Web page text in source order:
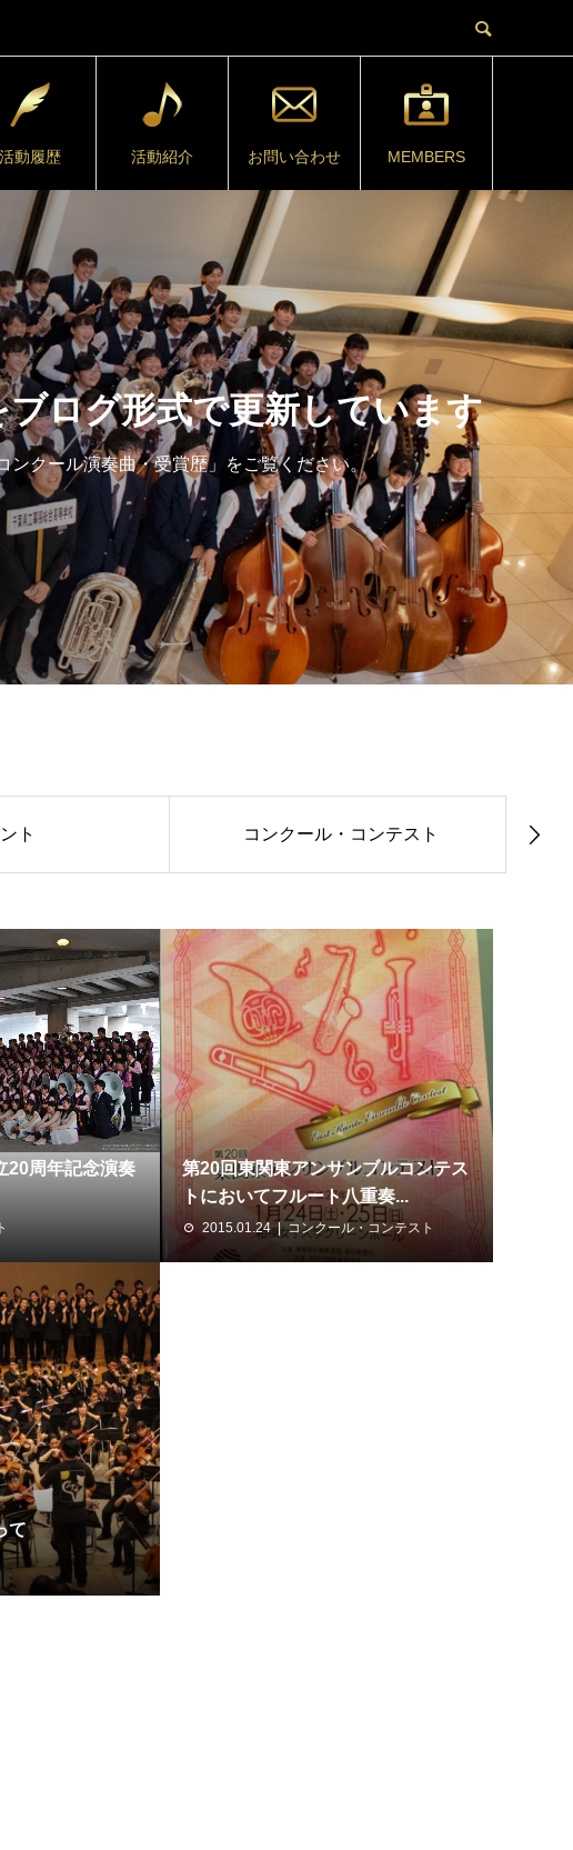
活動履歴 活動紹介 お問い合わせ MEMBERS
ログ形式で更新しています
ンクール演奏曲・受賞歴」をご覧ください。
ト コンクール・コンテスト
20周年記念演奏
第20回東関東アンサンブルコンテス
トにおいてフルート八重奏...
2015.01.24 コンクール・コンテスト
て